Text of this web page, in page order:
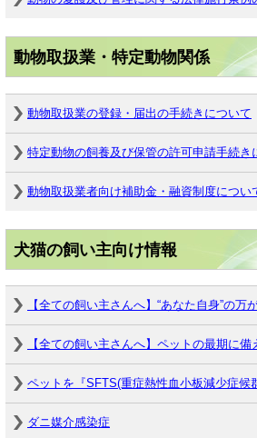
動物取扱業・特定動物関係
動物取扱業の登録・届出の手続きについて
特定動物の飼養及び保管の許可申請手続き
動物取扱業者向け補助金・融資制度につい
犬猫の飼い主向け情報
【全ての飼い主さんへ】“あなた自身”の万
【全ての飼い主さんへ】ペットの最期に備
ペットを『SFTS(重症熱性血小板減少症候
ダニ媒介感染症